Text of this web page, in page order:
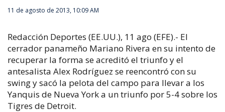
11 de agosto de 2013, 10:09 AM
Redacción Deportes (EE.UU.), 11 ago (EFE).- El
cerrador panameño Mariano Rivera en su intento de
recuperar la forma se acreditó el triunfo y el
antesalista Alex Rodríguez se reencontró con su
swing y sacó la pelota del campo para llevar a los
Yanquis de Nueva York a un triunfo por 5-4 sobre los
Tigres de Detroit.